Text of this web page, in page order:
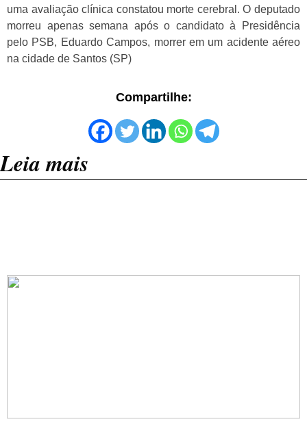
uma avaliação clínica constatou morte cerebral. O deputado
morreu apenas semana após o candidato à Presidência
pelo PSB, Eduardo Campos, morrer em um acidente aéreo
na cidade de Santos (SP)
Compartilhe:
Leia mais